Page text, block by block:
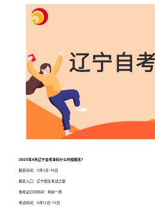
2025年4月辽宁自考本科什么时候报名?
报名时间：3月3日-10日
报名入口：辽宁招生考试之窗
准考证打印时间：考前一周
考试时间：4月12日-13日